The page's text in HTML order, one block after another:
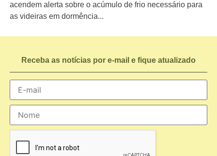
acendem alerta sobre o acúmulo de frio necessário para
as videiras em dormência...
Receba as notícias por e-mail e fique atualizado